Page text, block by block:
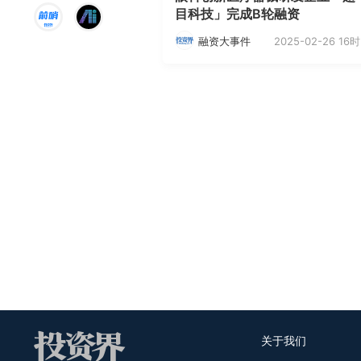
目科技」完成B轮融资
融资大事件 2025-02-26 16时
关于我们